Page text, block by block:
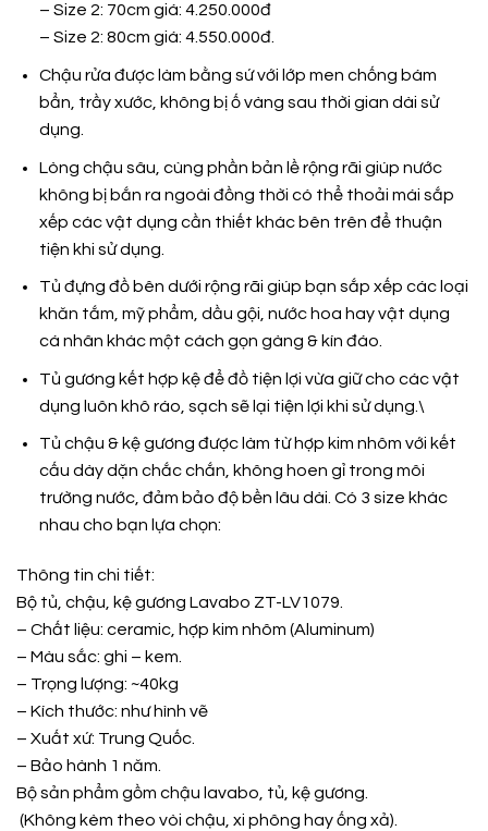
– Size 2: 70cm giá: 4.250.000đ
– Size 2: 80cm giá: 4.550.000đ.
Chậu rửa được làm bằng sứ với lớp men chống bám
bẩn, trầy xước, không bị ố vàng sau thời gian dài sử
dụng.
Lòng chậu sâu, cùng phần bản lề rộng rãi giúp nước
không bị bắn ra ngoài đồng thời có thể thoải mái sắp
xếp các vật dụng cần thiết khác bên trên để thuận
tiện khi sử dụng.
Tủ đựng đồ bên dưới rộng rãi giúp bạn sắp xếp các loại
khăn tắm, mỹ phẩm, dầu gội, nước hoa hay vật dụng
cá nhân khác một cách gọn gàng & kín đáo.
Tủ gương kết hợp kệ để đồ tiện lợi vừa giữ cho các vật
dụng luôn khô ráo, sạch sẽ lại tiện lợi khi sử dụng.\
Tủ chậu & kệ gương được làm từ hợp kim nhôm với kết
cấu dày dặn chắc chắn, không hoen gỉ trong môi
trường nước, đảm bảo độ bền lâu dài. Có 3 size khác
nhau cho bạn lựa chọn:
Thông tin chi tiết:
Bộ tủ, chậu, kệ gương Lavabo ZT-LV1079.
– Chất liệu: ceramic, hợp kim nhôm (Aluminum)
– Màu sắc: ghi – kem.
– Trọng lượng: ~40kg
– Kích thước: như hình vẽ
– Xuất xứ: Trung Quốc.
– Bảo hành 1 năm.
Bộ sản phẩm gồm chậu lavabo, tủ, kệ gương.
(Không kèm theo vòi chậu, xi phông hay ống xả).